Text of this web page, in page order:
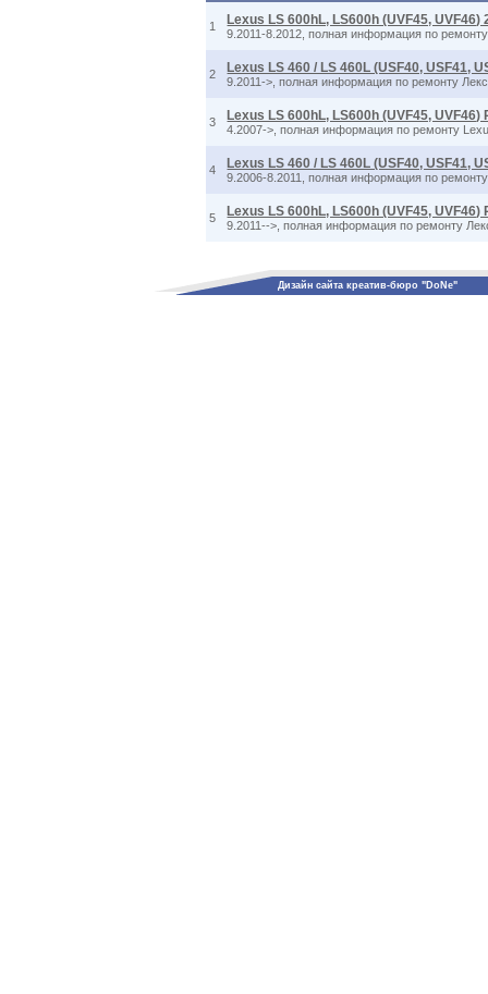
1 Lexus LS 600hL, LS600h (UVF45, UVF46)
9.2011-8.2012, полная информация по
2 Lexus LS 460 / LS 460L (USF40, USF41,
9.2011->, полная информация по ремонту
3 Lexus LS 600hL, LS600h (UVF45, UVF46)
4.2007->, полная информация по ремонту
4 Lexus LS 460 / LS 460L (USF40, USF41,
9.2006-8.2011, полная информация по
5 Lexus LS 600hL, LS600h (UVF45, UVF46)
9.2011-->, полная информация по ремонту
Дизайн сайта креатив-бюро "DoNe"